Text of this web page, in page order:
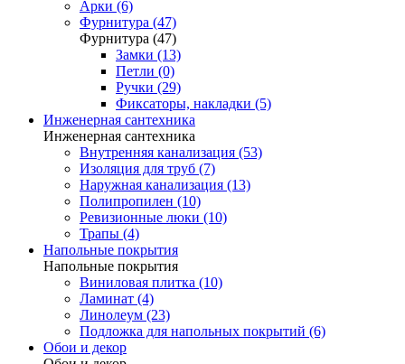
Арки (6)
Фурнитура (47)
Фурнитура (47)
Замки (13)
Петли (0)
Ручки (29)
Фиксаторы, накладки (5)
Инженерная сантехника
Инженерная сантехника
Внутренняя канализация (53)
Изоляция для труб (7)
Наружная канализация (13)
Полипропилен (10)
Ревизионные люки (10)
Трапы (4)
Напольные покрытия
Напольные покрытия
Виниловая плитка (10)
Ламинат (4)
Линолеум (23)
Подложка для напольных покрытий (6)
Обои и декор